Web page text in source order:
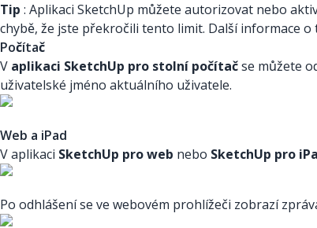
Tip : Aplikaci SketchUp můžete autorizovat nebo
chybě, že jste překročili tento limit. Další informace
Počítač
V aplikaci SketchUp pro stolní počítačse můžete
uživatelské jméno aktuálního uživatele.
Web a iPad
V aplikaci SketchUp pro web nebo SketchUp pro
Po odhlášení se ve webovém prohlížeči zobrazí